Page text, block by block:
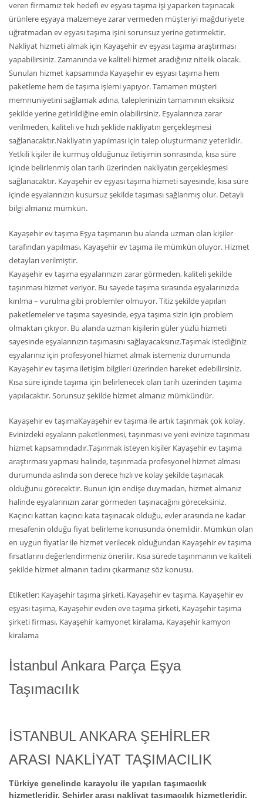
veren firmamız tek hedefi ev eşyası taşıma işi yaparken taşınacak
ürünlere eşyaya malzemeye zarar vermeden müşteriyi mağduriyete
uğratmadan ev eşyası taşıma işini sorunsuz yerine getirmektir.
Nakliyat hizmeti almak için Kayaşehir ev eşyası taşıma araştırması
yapabilirsiniz. Zamanında ve kaliteli hizmet aradığınız nitelik olacak.
Sunulan hizmet kapsamında Kayaşehir ev eşyası taşıma hem
paketleme hem de taşıma işlemi yapıyor. Tamamen müşteri
memnuniyetini sağlamak adına, taleplerinizin tamamının eksiksiz
şekilde yerine getirildiğine emin olabilirsiniz. Eşyalarınıza zarar
verilmeden, kaliteli ve hızlı şeklide nakliyatın gerçekleşmesi
sağlanacaktır.Nakliyatın yapılması için talep oluşturmanız yeterlidir.
Yetkili kişiler ile kurmuş olduğunuz iletişimin sonrasında, kısa süre
içinde belirlenmiş olan tarih üzerinden nakliyatın gerçekleşmesi
sağlanacaktır. Kayaşehir ev eşyası taşıma hizmeti sayesinde, kısa süre
içinde eşyalarınızın kusursuz şekilde taşıması sağlanmış olur. Detaylı
bilgi almanız mümkün.
Kayaşehir ev taşıma Eşya taşımanın bu alanda uzman olan kişiler
tarafından yapılması, Kayaşehir ev taşıma ile mümkün oluyor. Hizmet
detayları verilmiştir.
Kayaşehir ev taşıma eşyalarınızın zarar görmeden, kaliteli şekilde
taşınması hizmet veriyor. Bu sayede taşıma sırasında eşyalarınızda
kırılma – vurulma gibi problemler olmuyor. Titiz şekilde yapılan
paketlemeler ve taşıma sayesinde, eşya taşıma sizin için problem
olmaktan çıkıyor. Bu alanda uzman kişilerin güler yüzlü hizmeti
sayesinde eşyalarınızın taşımasını sağlayacaksınız.Taşımak istediğiniz
eşyalarınız için profesyonel hizmet almak istemeniz durumunda
Kayaşehir ev taşıma iletişim bilgileri üzerinden hareket edebilirsiniz.
Kısa süre içinde taşıma için belirlenecek olan tarih üzerinden taşıma
yapılacaktır. Sorunsuz şekilde hizmet almanız mümkündür.
Kayaşehir ev taşımaKayaşehir ev taşıma ile artık taşınmak çok kolay.
Evinizdeki eşyaların paketlenmesi, taşınması ve yeni evinize taşınması
hizmet kapsamındadır.Taşınmak isteyen kişiler Kayaşehir ev taşıma
araştırması yapması halinde, taşınmada profesyonel hizmet alması
durumunda aslında son derece hızlı ve kolay şekilde taşınacak
olduğunu görecektir. Bunun için endişe duymadan, hizmet almanız
halinde eşyalarınızın zarar görmeden taşınacağını göreceksiniz.
Kaçıncı kattan kaçıncı kata taşınacak olduğu, evler arasında ne kadar
mesafenin olduğu fiyat belirleme konusunda önemlidir. Mümkün olan
en uygun fiyatlar ile hizmet verilecek olduğundan Kayaşehir ev taşıma
fırsatlarını değerlendirmeniz önerilir. Kısa sürede taşınmanın ve kaliteli
şekilde hizmet almanın tadını çıkarmanız söz konusu.
Etiketler: Kayaşehir taşıma şirketi, Kayaşehir ev taşıma, Kayaşehir ev
eşyası taşıma, Kayaşehir evden eve taşıma şirketi, Kayaşehir taşıma
şirketi firması, Kayaşehir kamyonet kiralama, Kayaşehir kamyon
kiralama
İstanbul Ankara Parça Eşya
Taşımacılık
İSTANBUL ANKARA ŞEHİRLER
ARASI NAKLİYAT TAŞIMACILIK
Türkiye genelinde karayolu ile yapılan taşımacılık
hizmetleridir. Şehirler arası nakliyat taşımacılık hizmetleridir.